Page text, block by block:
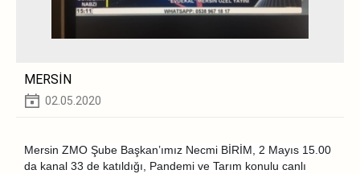
MERSİN
02.05.2020
Mersin ZMO Şube Başkan’ımız Necmi BİRİM, 2 Mayıs 15.00
da kanal 33 de katıldığı, Pandemi ve Tarım konulu canlı